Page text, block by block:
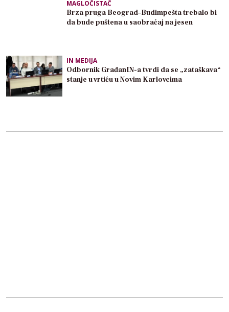
MAGLOČISTAČ
Brza pruga Beograd–Budimpešta trebalo bi
da bude puštena u saobraćaj na jesen
IN MEDIJA
Odbornik GrađanIN-a tvrdi da se „zataškava“
stanje u vrtiću u Novim Karlovcima